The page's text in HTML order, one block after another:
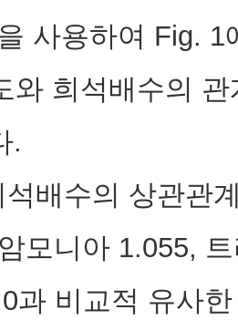
사용하여 Fig.
와 희석배수의
.
배수의 상관관
모니아 1.055,
과 비교적 유사